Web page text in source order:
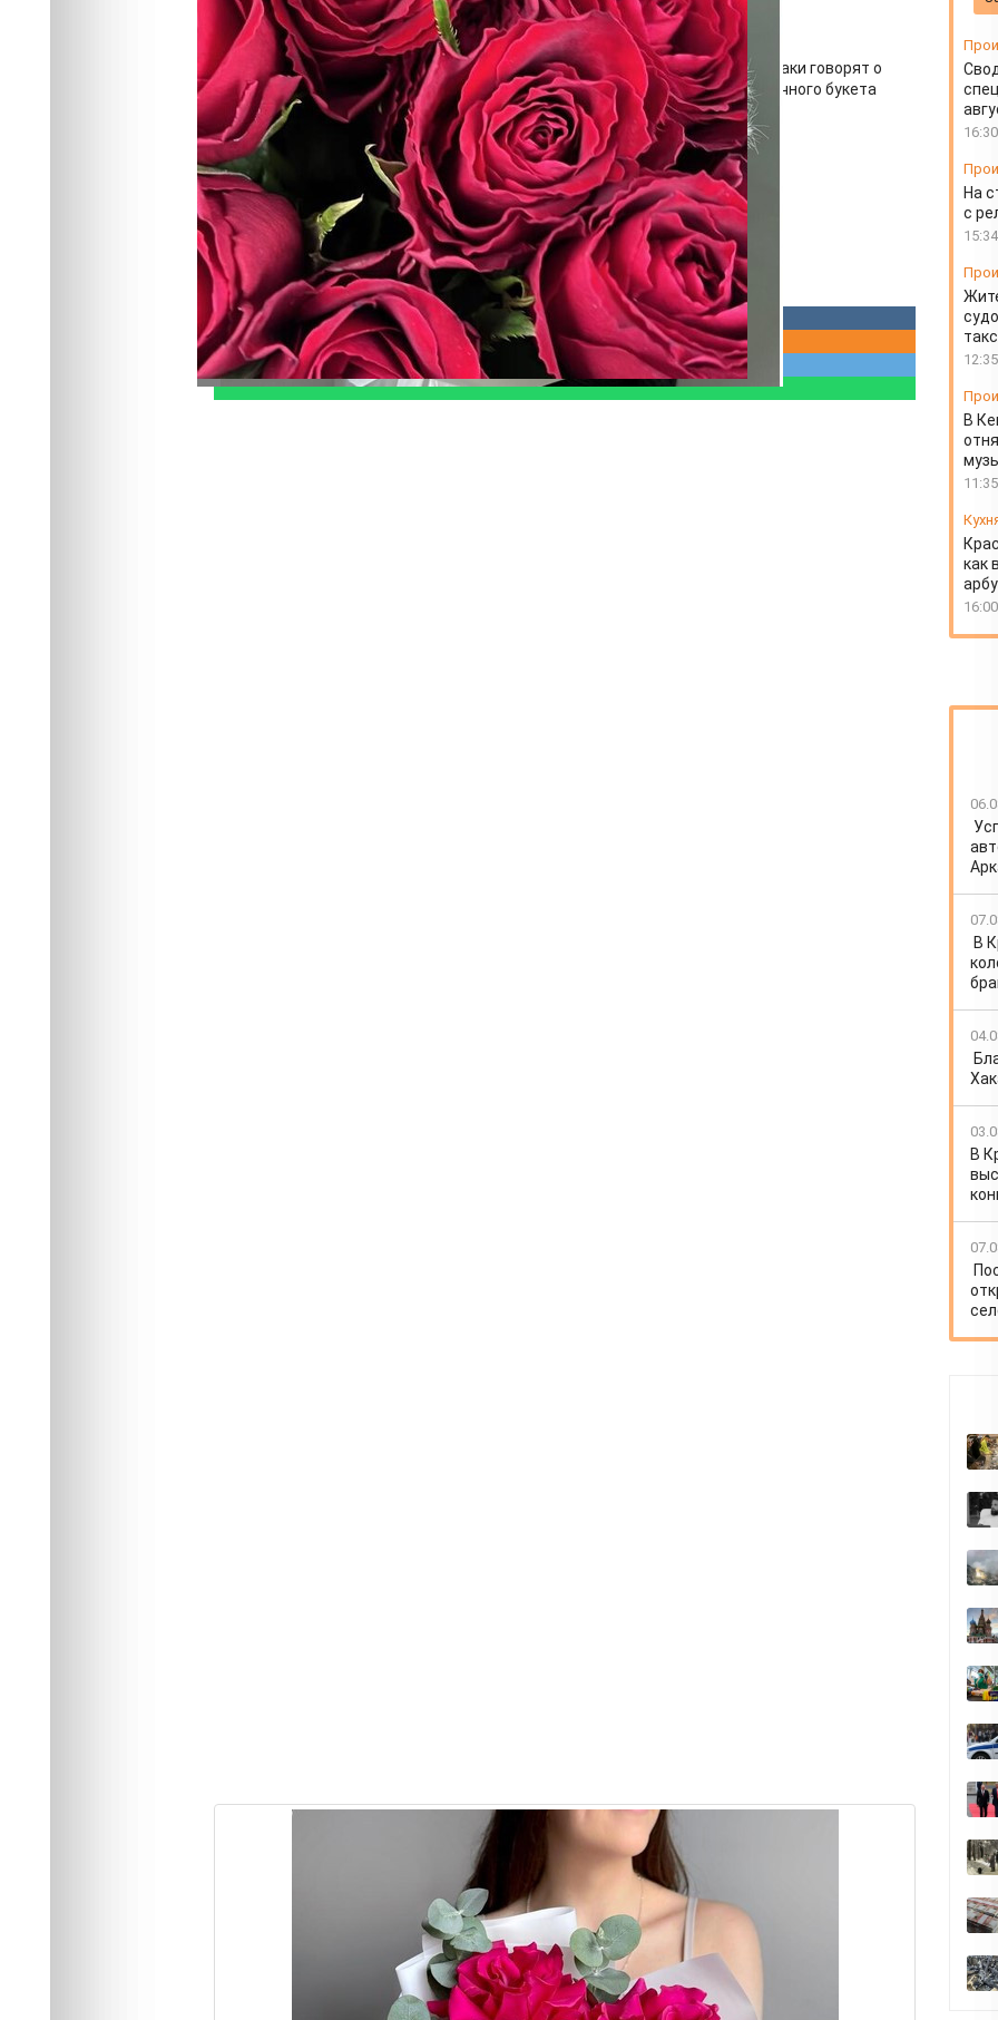
качество перед покупкой
Рассказываем, как выбрать цветы в Кемерово и не ошибиться: какие признаки говорят о
свежести, на что обратить внимание перед покупкой и как избежать неудачного букета
Общество
01.07.2026 07:45
336
На
с
В
как
В
В